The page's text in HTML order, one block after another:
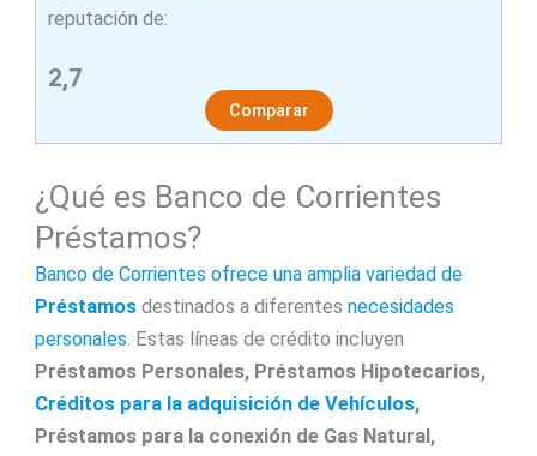
reputación de:
2,7
Comparar
¿Qué es Banco de Corrientes
Préstamos?
Banco de Corrientes ofrece una amplia variedad de
Préstamos destinados a diferentes necesidades
personales . Estas líneas de crédito incluyen
Préstamos Personales, Préstamos Hipotecarios,
Créditos para la adquisición de Vehículos,
Préstamos para la conexión de Gas Natural,